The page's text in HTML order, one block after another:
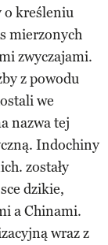
o kreśleniu
mierzonych
zwyczajami.
z powodu
we
nazwa tej
Indochiny
zostały
dzikie,
a Chinami.
wraz z